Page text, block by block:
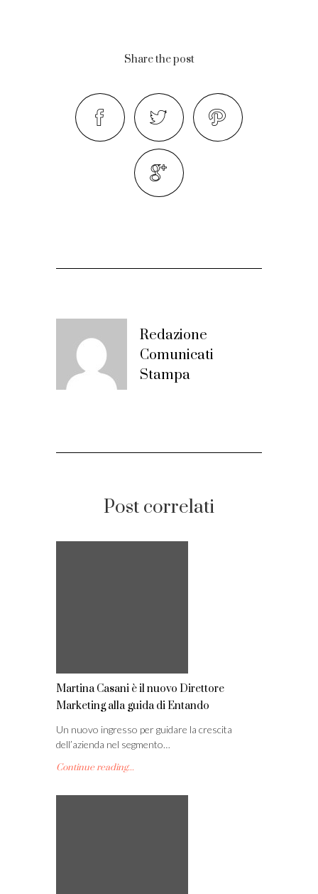
Share the post
Redazione
Comunicati
Stampa
Post correlati
Martina Casani è il nuovo Direttore
Marketing alla guida di Entando
Un nuovo ingresso per guidare la crescita
dell’azienda nel segmento…
Continue reading...